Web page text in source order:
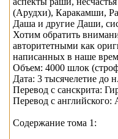
(Арудхи), Каракамши,
Даша и другие Даши,
Хотим обратить
авторитетными как
написанных в наше
Объем: 4000 шлок
Дата: 3 тысячелетие до
Перевод с санскрита:
Перевод с английского:
Содержание тома 1: